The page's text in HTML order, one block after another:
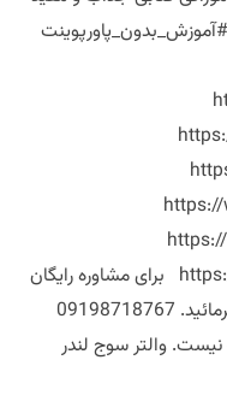
https://www.linkedin.com/in/mazyarmir برای مشاوره رایگان
والتر سوج لندر